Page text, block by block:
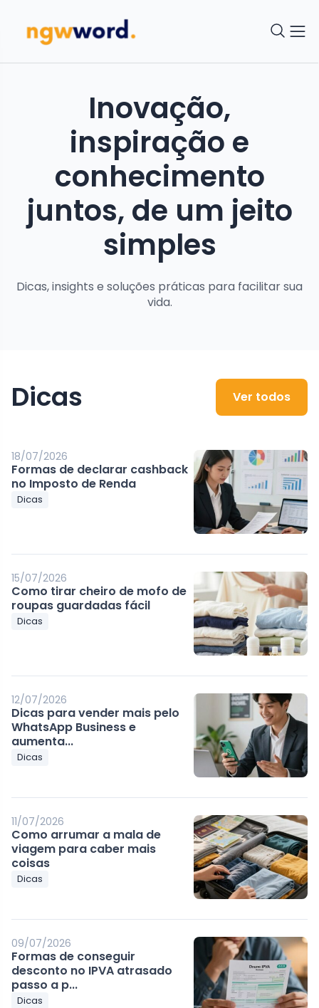
Inovação,
inspiração e
conhecimento
juntos, de um jeito
simples
Dicas, insights e soluções práticas para facilitar sua
vida.
Dicas Ver todos
18/07/2026
Formas de declarar cashback
no Imposto de Renda
Dicas
15/07/2026
Como tirar cheiro de mofo de
roupas guardadas fácil
Dicas
12/07/2026
Dicas para vender mais pelo
WhatsApp Business e
aumenta...
Dicas
11/07/2026
Como arrumar a mala de
viagem para caber mais
coisas
Dicas
09/07/2026
Formas de conseguir
desconto no IPVA atrasado
passo a p...
Dicas